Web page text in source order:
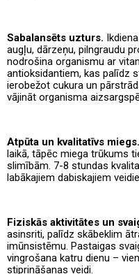
Sabalansēts uzturs.
augļu, dārzeņu, pilngraudu
nodrošina organismu ar
antioksidantiem, kas palīdz
ierobežot cukura un
vājināt organisma
Atpūta un kvalitatīvs miegs.
laikā, tāpēc miega trūkums
slimībām. 7-8 stundas
labākajiem dabiskajiem
Fiziskās aktivitātes un
asinsriti, palīdz skābeklim
imūnsistēmu. Pastaigas
vingrošana katru dienu –
stiprināšanas veidi.